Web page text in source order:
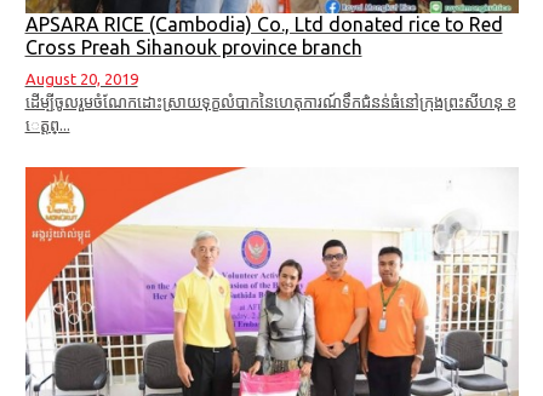
APSARA RICE (Cambodia) Co., Ltd donated rice to Red
Cross Preah Sihanouk province branch
August 20, 2019
ដើម្បីចូលរួមចំណែកដោះស្រាយទុក្ខលំបាកនៃហេតុការណ៍ទឹកជំនន់ធំនៅក្រុងព្រះសីហនុ ខ
េត្តព្...